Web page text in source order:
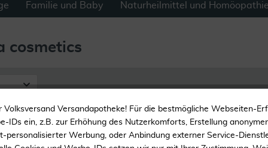
Familie und Baby Naturheilmittel und Homöopathie
cosmetics
Versandapotheke! Für die bestmögliche Webseiten-
IDs ein, z.B. zur Erhöhung des Nutzerkomforts, Erstellung
personalisierter Werbung, oder Anbindung externer Service-